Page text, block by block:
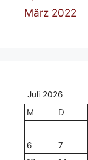
März 2022
Juli 2026
M
D
6
7